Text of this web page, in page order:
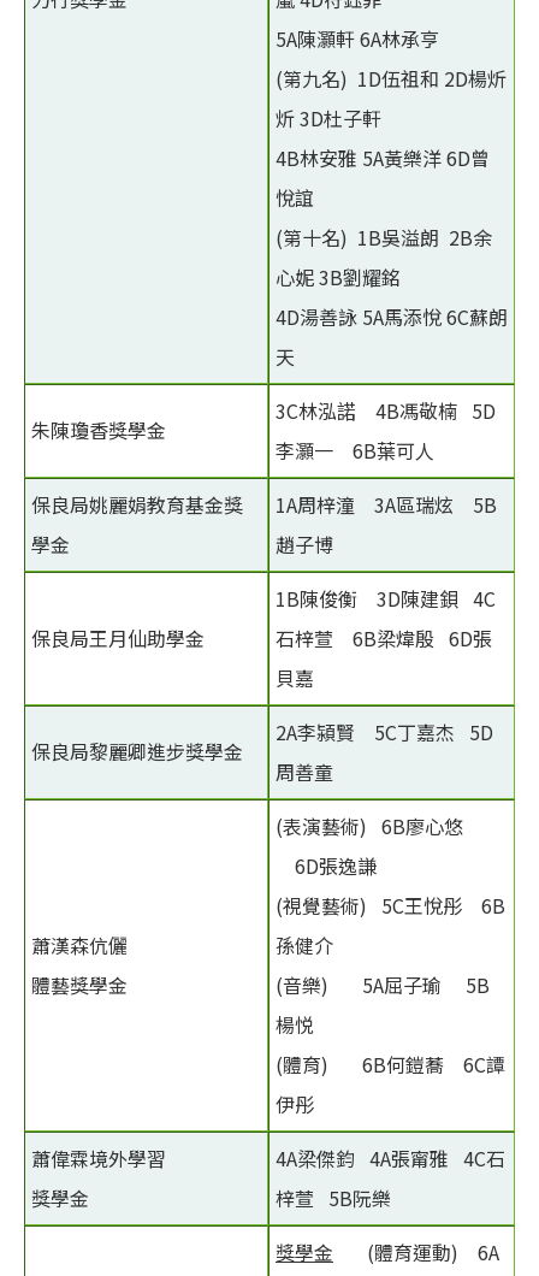
5A陳灝軒 6A林承亨
(第九名) 1D伍祖和 2D楊炘
炘 3D杜子軒
4B林安雅 5A黃樂洋 6D曾
悅誼
(第十名) 1B吳溢朗 2B余
心妮 3B劉耀銘
4D湯善詠 5A馬添悅 6C蘇朗
天
朱陳瓊香獎學金
3C林泓諾 4B馮敬楠 5D
李灝一 6B葉可人
保良局姚麗娟教育基金獎
學金
1A周梓潼 3A區瑞炫 5B
趙子博
保良局王月仙助學金
1B陳俊衡 3D陳建鋇 4C
石梓萱 6B梁煒殷 6D張
貝嘉
保良局黎麗卿進步獎學金
2A李潁賢 5C丁嘉杰 5D
周善童
蕭漢森伉儷
體藝獎學金
(表演藝術) 6B廖心悠
6D張逸謙
(視覺藝術) 5C王悅彤 6B
孫健介
(音樂) 5A屈子瑜 5B
楊悦
(體育) 6B何鎧蕎 6C譚
伊彤
蕭偉霖境外學習
獎學金
4A梁傑鈞 4A張甯雅 4C石
梓萱 5B阮樂
獎學金 (體育運動) 6A